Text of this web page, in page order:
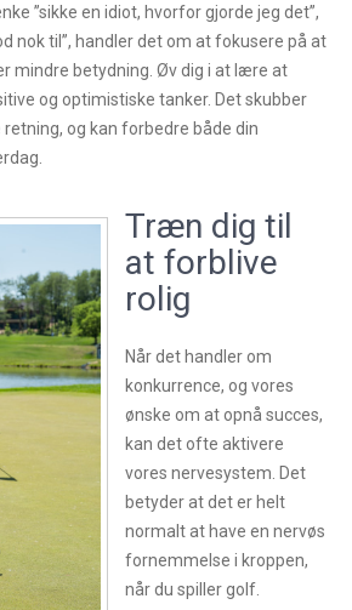
”sikke en idiot, hvorfor gjorde jeg det”,
nok til”, handler det om at fokusere på at
mindre betydning. Øv dig i at lære at
og optimistiske tanker. Det skubber
og kan forbedre både din
Træn dig til
at forblive
rolig
Når det handler om
konkurrence, og vores
ønske om at opnå succes,
kan det ofte aktivere
vores nervesystem. Det
betyder at det er helt
normalt at have en nervøs
fornemmelse i kroppen,
når du spiller golf.